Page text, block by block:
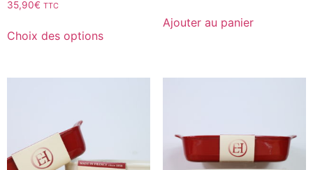
35,90€ TTC
Choix des options
Ajouter au panier